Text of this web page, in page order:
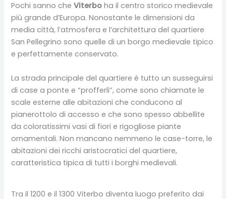
Pochi sanno che Viterboha il centro storico medievale
più grande d’Europa. Nonostante le dimensioni da
media città, l’atmosfera e l’architettura del quartiere
San Pellegrino sono quelle di un borgo medievale tipico
e perfettamente conservato.
La strada principale del quartiere è tutto un susseguirsi
di case a ponte e “profferli”, come sono chiamate le
scale esterne alle abitazioni che conducono al
pianerottolo di accesso e che sono spesso abbellite
da coloratissimi vasi di fiori e rigogliose piante
ornamentali. Non mancano nemmeno le case-torre, le
abitazioni dei ricchi aristocratici del quartiere,
caratteristica tipica di tutti i borghi medievali.
Tra il 1200 e il 1300 Viterbo diventa luogo preferito dai